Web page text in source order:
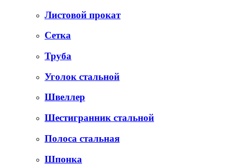
Листовой прокат
Сетка
Труба
Уголок стальной
Швеллер
Шестигранник стальной
Полоса стальная
Шпонка